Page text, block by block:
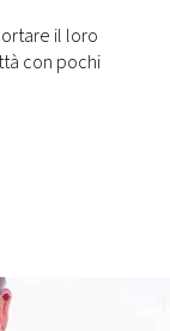
il loro
con pochi